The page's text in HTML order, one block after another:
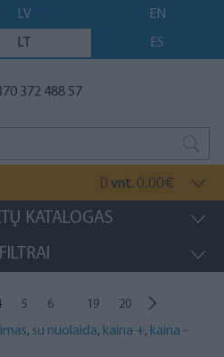
LV
EN
LT ES
372 488 57
0 vnt. 0.00€
KATALOGAS
FILTRAI
5 6 19 20
, su nuolaida, kaina +, kaina -